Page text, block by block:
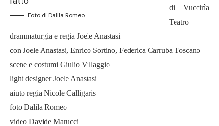
Foto di Dalila Romeo
di Vuccirìa
Teatro
drammaturgia e regia Joele Anastasi
con Joele Anastasi, Enrico Sortino, Federica Carruba Toscano
scene e costumi Giulio Villaggio
light designer Joele Anastasi
aiuto regia Nicole Calligaris
foto Dalila Romeo
video Davide Marucci